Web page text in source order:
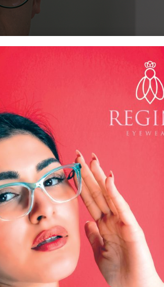
Hazır
optik ve güneş gözlüğü
görücüye çıkarıyor. Erkekler için
veren erkeklere özel hazırladığı
Club markasının yeni
ve asil bir duruş sergiliyor.
Eylül